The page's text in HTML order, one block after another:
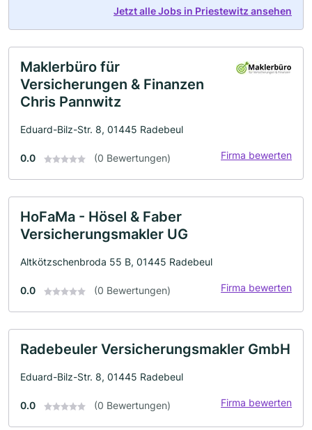
Jetzt alle Jobs in Priestewitz ansehen
Maklerbüro für
Versicherungen & Finanzen
Chris Pannwitz
Eduard-Bilz-Str. 8, 01445 Radebeul
0.0 (0 Bewertungen) Firma bewerten
HoFaMa - Hösel & Faber
Versicherungsmakler UG
Altkötzschenbroda 55 B, 01445 Radebeul
0.0 (0 Bewertungen) Firma bewerten
Radebeuler Versicherungsmakler GmbH
Eduard-Bilz-Str. 8, 01445 Radebeul
0.0 (0 Bewertungen) Firma bewerten